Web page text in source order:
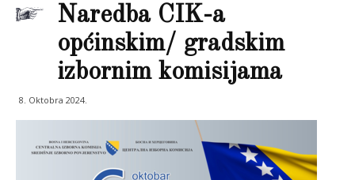
Naredba CIK-a
općinskim/ gradskim
izbornim komisijama
8. Oktobra 2024.